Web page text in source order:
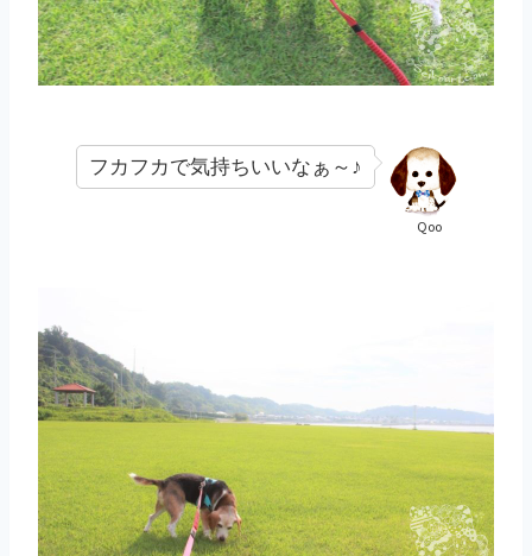
Qoo
フカフカで気持ちいいなぁ～♪